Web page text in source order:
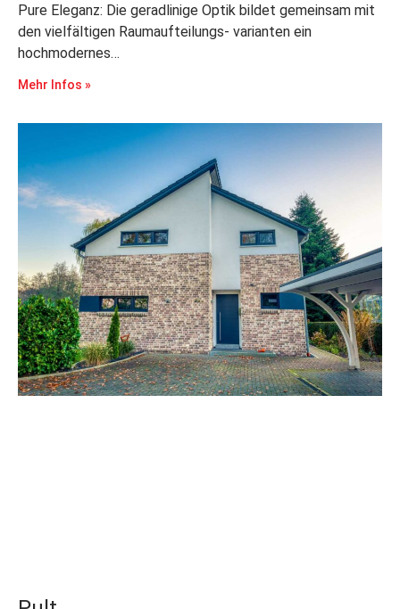
Pure Eleganz: Die geradlinige Optik bildet gemeinsam mit
den vielfältigen Raumaufteilungs- varianten ein
hochmodernes…
Mehr Infos »